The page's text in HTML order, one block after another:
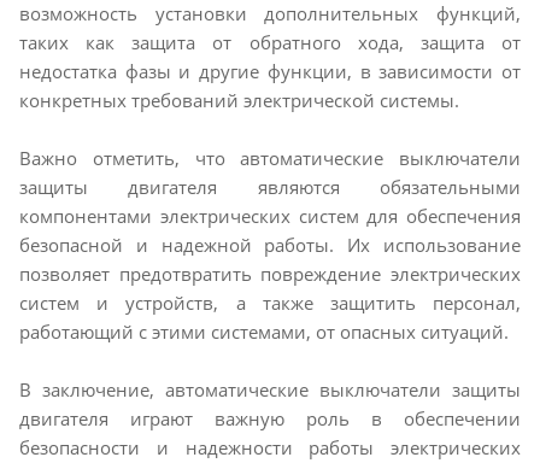
возможность установки дополнительных функций,
таких как защита от обратного хода, защита от
недостатка фазы и другие функции, в зависимости от
конкретных требований электрической системы.
Важно отметить, что автоматические выключатели
защиты двигателя являются обязательными
компонентами электрических систем для обеспечения
безопасной и надежной работы. Их использование
позволяет предотвратить повреждение электрических
систем и устройств, а также защитить персонал,
работающий с этими системами, от опасных ситуаций.
В заключение, автоматические выключатели защиты
двигателя играют важную роль в обеспечении
безопасности и надежности работы электрических